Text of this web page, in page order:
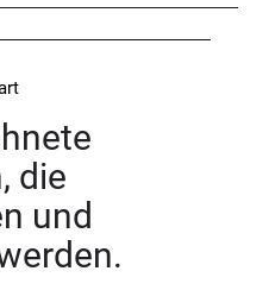
die
und